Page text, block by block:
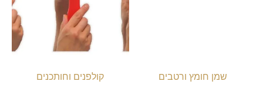
קולפנים וחותכנים שמן חומץ ורטבים